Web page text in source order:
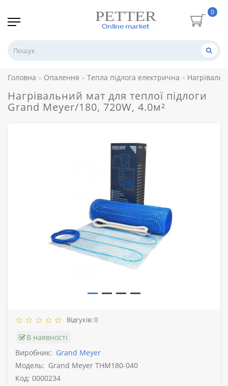
0
Головна Опалення Тепла підлога електрична
Нагрівальний мат для теплої підлоги
Grand Meyer/180, 720W, 4.0м²
Відгуків: 0
В наявності
Виробник: Grand Meyer
Модель: Grand Meyer THM180-040
Код: 0000234